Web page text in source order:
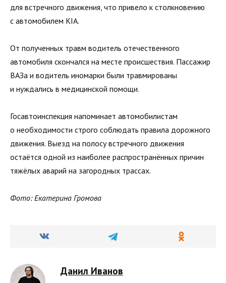
для встречного движения, что привело к столкновению
с автомобилем KIA.
От полученных травм водитель отечественного
автомобиля скончался на месте происшествия. Пассажир
ВАЗа и водитель иномарки были травмированы
и нуждались в медицинской помощи.
Госавтоинспекция напоминает автомобилистам
о необходимости строго соблюдать правила дорожного
движения. Выезд на полосу встречного движения
остаётся одной из наиболее распространённых причин
тяжёлых аварий на загородных трассах.
Фото: Екатерина Громова
Данил Иванов